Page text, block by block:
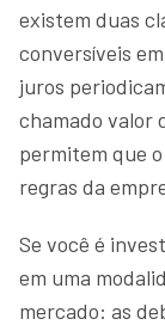
existem duas
conversíveis
juros
chamado valor
permitem que
regras da
Se você é
em uma
mercado: as